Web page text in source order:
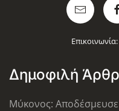
Επικοινωνία:
Δημοφιλή
Μύκονος: Αποδέσμευσε